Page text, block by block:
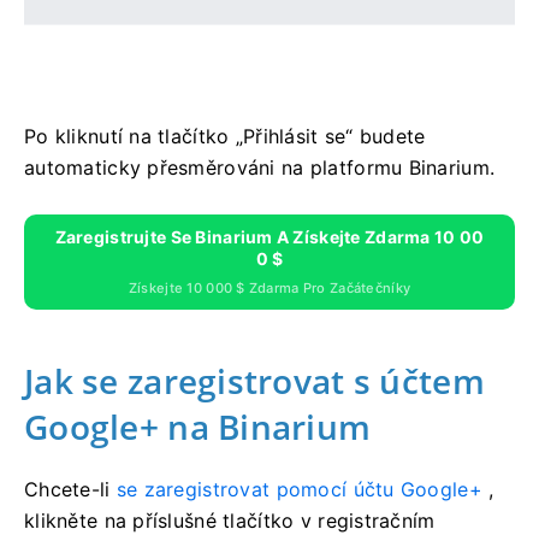
Po kliknutí na tlačítko „Přihlásit se“ budete
automaticky přesměrováni na platformu Binarium.
Zaregistrujte Se Binarium A Získejte Zdarma 10 00
0 $
Získejte 10 000 $ Zdarma Pro Začátečníky
Jak se zaregistrovat s účtem
Google+ na Binarium
Chcete-li se zaregistrovat pomocí účtu Google+ ,
klikněte na příslušné tlačítko v registračním